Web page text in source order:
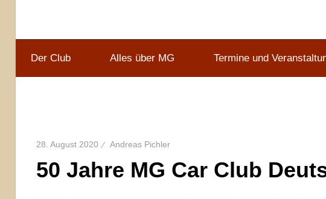
Der Club Alles über MG Termine und
28. August 2020 Andreas Pichler
50 Jahre MG Car Club